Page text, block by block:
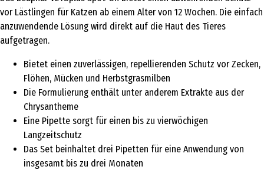
vor Lästlingen für Katzen ab einem Alter von 12 Wochen. Die einfach
anzuwendende Lösung wird direkt auf die Haut des Tieres
aufgetragen.
Bietet einen zuverlässigen, repellierenden Schutz vor Zecken,
Flöhen, Mücken und Herbstgrasmilben
Die Formulierung enthält unter anderem Extrakte aus der
Chrysantheme
Eine Pipette sorgt für einen bis zu vierwöchigen
Langzeitschutz
Das Set beinhaltet drei Pipetten für eine Anwendung von
insgesamt bis zu drei Monaten